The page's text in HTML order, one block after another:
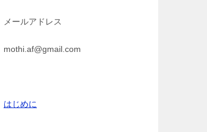
メールアドレス
mothi.af@gmail.com
はじめに